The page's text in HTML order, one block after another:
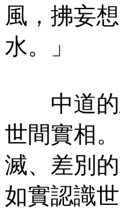
風，拂妄
水。」
中道的
世間實相
滅、差別
如實認識